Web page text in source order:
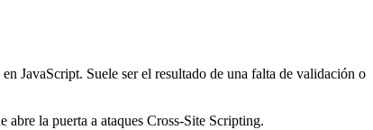
JavaScript. Suele ser el resultado de una falta de validación o
abre la puerta a ataques Cross-Site Scripting.